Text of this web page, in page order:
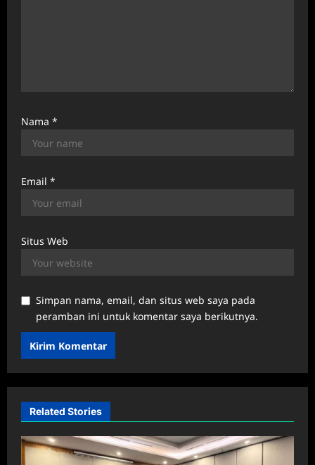
Nama *
Email *
Situs Web
Simpan nama, email, dan situs web saya pada
peramban ini untuk komentar saya berikutnya.
Related Stories